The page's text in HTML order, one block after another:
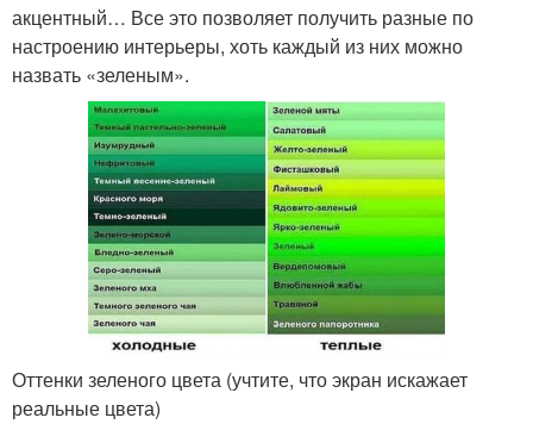
акцентный… Все это позволяет получить разные по
настроению интерьеры, хоть каждый из них можно
назвать «зеленым».
Оттенки зеленого цвета (учтите, что экран искажает
реальные цвета)